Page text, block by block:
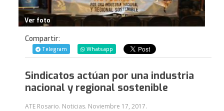
Ver foto
Compartir:
Telegram Whatsapp
Sindicatos actúan por una industria
nacional y regional sostenible
ATE Rosario. Noticias. Noviembre 17, 2017.